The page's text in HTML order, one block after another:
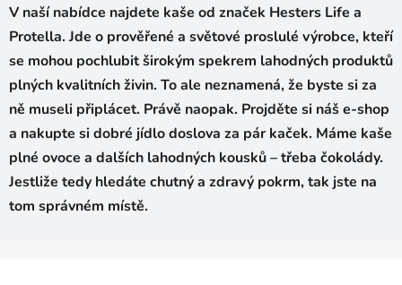
V naší nabídce najdete kaše od značek Hesters Life a
Protella. Jde o prověřené a světové proslulé výrobce, kteří
se mohou pochlubit širokým spekrem lahodných produktů
plných kvalitních živin. To ale neznamená, že byste si za
ně museli připlácet. Právě naopak. Projděte si náš e-shop
a nakupte si dobré jídlo doslova za pár kaček. Máme kaše
plné ovoce a dalších lahodných kousků – třeba čokolády.
Jestliže tedy hledáte chutný a zdravý pokrm, tak jste na
tom správném místě.